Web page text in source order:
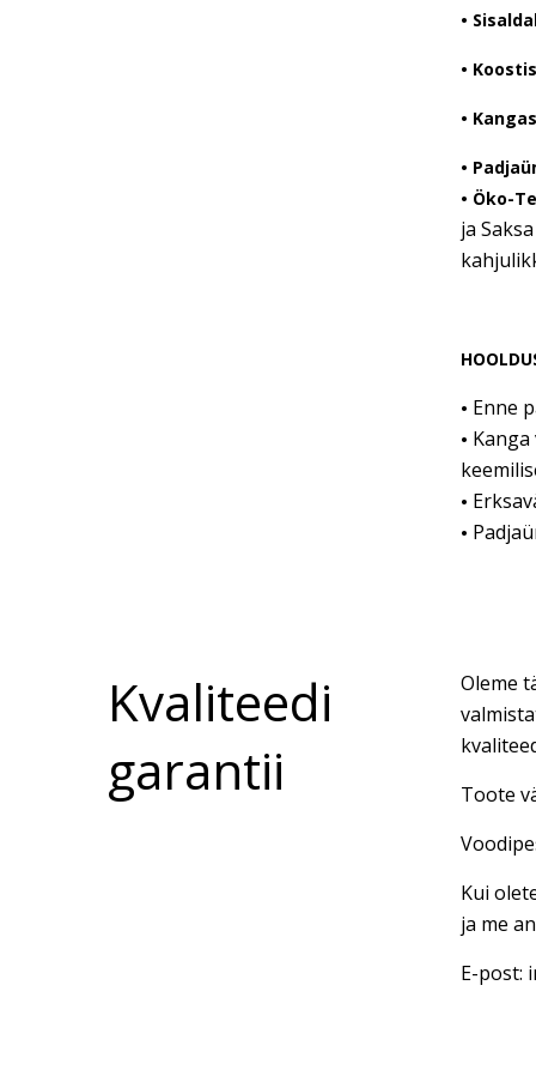
•
•
•
•
• Öko-
ja
• Enne
•
•
•
Kvaliteedi
garantii
Oleme
Toote
Kui
ja me
E-post: